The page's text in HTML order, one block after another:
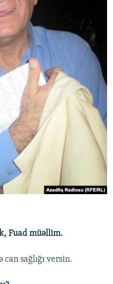
Fuad müəllim.
sağlığı versin.